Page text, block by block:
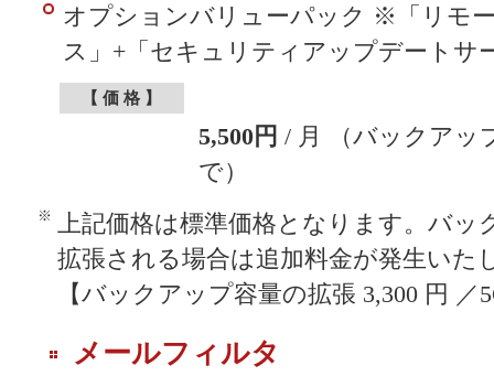
オプションバリューパック ※「リモ
ス」+「セキュリティアップデートサ
【 価 格 】
5,500円 / 月 （バックアッ
で）
※ 上記価格は標準価格となります。バッ
拡張される場合は追加料金が発生いた
【バックアップ容量の拡張 3,300 円 ／
メールフィルタ